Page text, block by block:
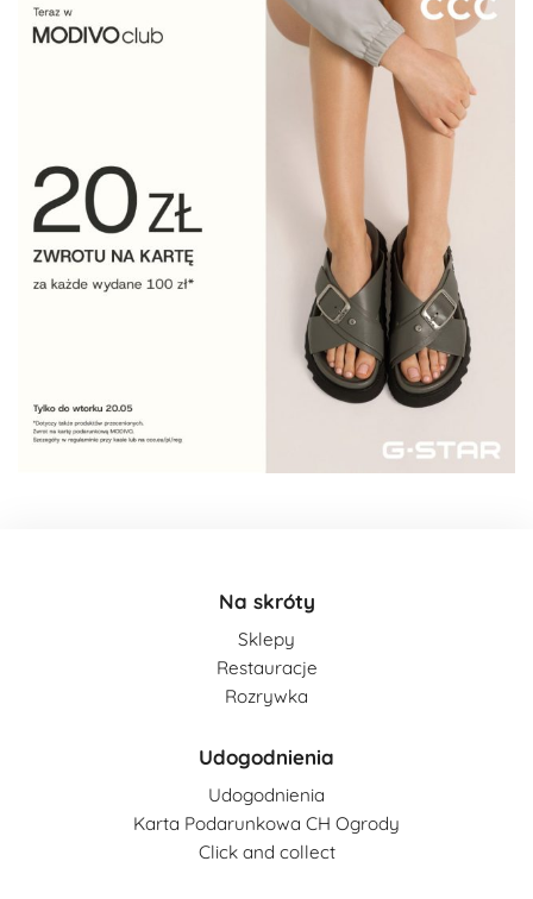
Na skróty
Sklepy
Restauracje
Rozrywka
Udogodnienia
Udogodnienia
Karta Podarunkowa CH Ogrody
Click and collect